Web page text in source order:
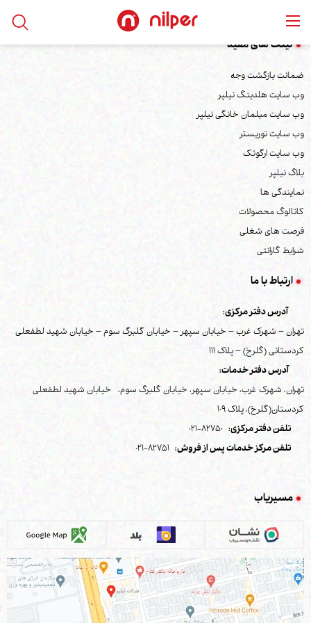
لینک های مفید
ضمانت بازگشت وجه
وب سایت هلدینگ نیلپر
وب سایت مبلمان خانگی نیلپر
وب سایت توریستر
وب سایت ارگوتک
بلاگ نیلپر
نمایندگی ها
کاتالوگ محصولات
فرصت های شغلی
شرایط گارانتی
ارتباط با ما
آدرس دفتر مرکزی:
تهران – شهرک غرب – خیابان سپهر – خیابان گلبرگ سوم – خیابان شهید لطفعلی
کردستانی (گلرخ) – پلاک 111
آدرس دفتر خدمات:
تهران، شهرک غرب، خیابان سپهر، خیابان گلبرگ سوم، خیابان شهید لطفعلی
کردستان(گلرخ)، پلاک 109
تلفن دفتر مرکزی: 82750-021
تلفن مرکز خدمات پس از فروش: 82751-021
مسیریاب